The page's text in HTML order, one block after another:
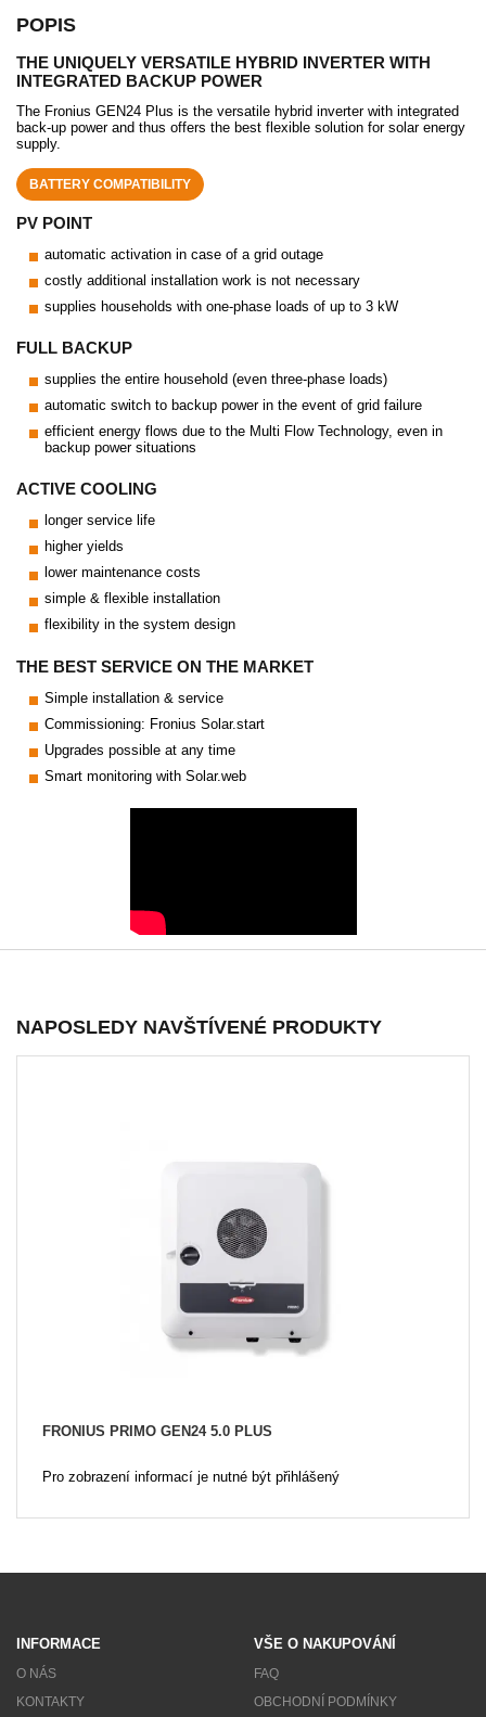
POPIS
THE UNIQUELY VERSATILE HYBRID INVERTER WITH
INTEGRATED BACKUP POWER
The Fronius GEN24 Plus is the versatile hybrid inverter with integrated
back-up power and thus offers the best flexible solution for solar energy
supply.
BATTERY COMPATIBILITY
PV POINT
automatic activation in case of a grid outage
costly additional installation work is not necessary
supplies households with one-phase loads of up to 3 kW
FULL BACKUP
supplies the entire household (even three-phase loads)
automatic switch to backup power in the event of grid failure
efficient energy flows due to the Multi Flow Technology, even in
backup power situations
ACTIVE COOLING
longer service life
higher yields
lower maintenance costs
simple & flexible installation
flexibility in the system design
THE BEST SERVICE ON THE MARKET
Simple installation & service
Commissioning: Fronius Solar.start
Upgrades possible at any time
Smart monitoring with Solar.web
NAPOSLEDY NAVŠTÍVENÉ PRODUKTY
FRONIUS PRIMO GEN24 5.0 PLUS
Pro zobrazení informací je nutné být přihlášený
INFORMACE
O NÁS
KONTAKTY
VŠE O NAKUPOVÁNÍ
FAQ
OBCHODNÍ PODMÍNKY